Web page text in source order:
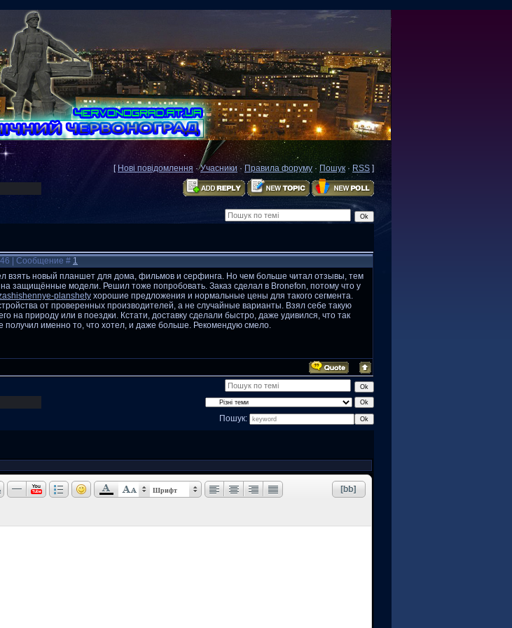
[ Нові повідомлення ·Учасники·Правила форуму · Пошук· RSS ]
| Сообщение # 1
взять новый планшет для дома, фильмов и серфинга. Но чем больше читал отзывы, тем
защищённые модели. Решил тоже попробовать. Заказ сделал в Bronefon, потому что у
planshety хорошие предложения и нормальные цены для такого сегмента.
от проверенных производителей, а не случайные варианты. Взял себе такую
на природу или в поездки. Кстати, доставку сделали быстро, даже удивился, что так
получил именно то, что хотел, и даже больше. Рекомендую смело.
Пошук:
Шрифт